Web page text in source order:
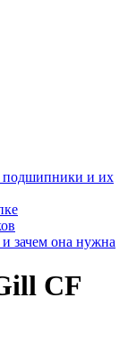
подшипники и их
зачем она нужна
CF